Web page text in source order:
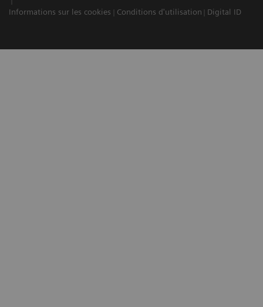
Informations sur les cookies Conditions d'utilisation Digital ID